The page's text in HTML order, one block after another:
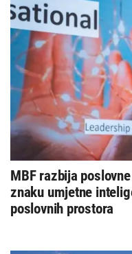
MBF razbija
znaku umjetne
poslovnih prostora